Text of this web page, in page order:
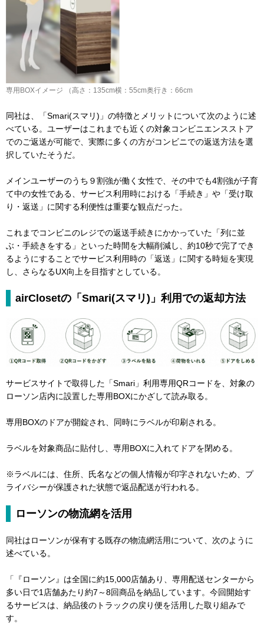
専用BOXイメージ （高さ：135cm横：55cm奥行き：66cm
同社は、「Smari(スマリ)」の特徴とメリットについて次のように述
べている。ユーザーはこれまでも近くの対象コンビニエンスストア
でのご返送が可能で、実際に多くの方がコンビニでの返送方法を選
択していたそうだ。
メインユーザーのうち９割強が働く女性で、その中でも4割強が子育
て中の女性である、サービス利用時における「手続き」や「受け取
り・返送」に関する利便性は重要な観点だった。
これまでコンビニのレジでの返送手続きにかかっていた「列に並
ぶ・手続きをする」といった時間を大幅削減し、約10秒で完了でき
るようにすることでサービス利用時の「返送」に関する時短を実現
し、さらなるUX向上を目指すとしている。
airClosetの「Smari(スマリ)」利用での返却方法
サービスサイトで取得した「Smari」利用専用QRコードを、対象の
ローソン店内に設置した専用BOXにかざして読み取る。
専用BOXのドアが開錠され、同時にラベルが印刷される。
ラベルを対象商品に貼付し、専用BOXに入れてドアを閉める。
※ラベルには、住所、氏名などの個人情報が印字されないため、プ
ライバシーが保護された状態で返品配送が行われる。
ローソンの物流網を活用
同社はローソンが保有する既存の物流網活用について、次のように
述べている。
「『ローソン』は全国に約15,000店舗あり、専用配送センターから
多い日で1店舗あたり約7～8回商品を納品しています。今回開始す
るサービスは、納品後のトラックの戻り便を活用した取り組みで
す。